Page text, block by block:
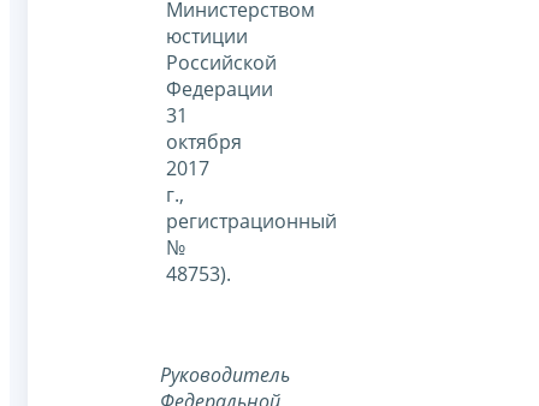
Министерством
юстиции
Российской
Федерации
31
октября
2017
г.,
регистрационный
№
48753).
Руководитель